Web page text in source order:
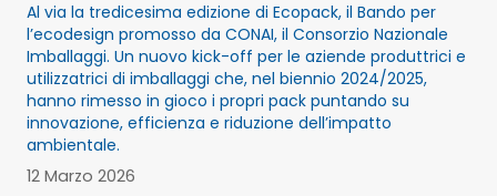
Al via la tredicesima edizione di Ecopack, il Bando per
l’ecodesign promosso da CONAI, il Consorzio Nazionale
Imballaggi. Un nuovo kick-off per le aziende produttrici e
utilizzatrici di imballaggi che, nel biennio 2024/2025,
hanno rimesso in gioco i propri pack puntando su
innovazione, efficienza e riduzione dell’impatto
ambientale.
12 Marzo 2026